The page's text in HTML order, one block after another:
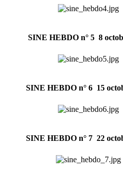
SINE HEBDO n° 5  8
SINE HEBDO n° 6  15
SINE HEBDO n° 7  22